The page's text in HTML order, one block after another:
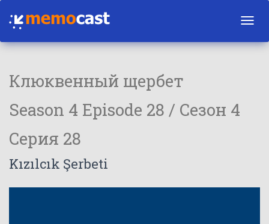
Клюквенный щербет
Season 4 Episode 28 / Сезон 4
Серия 28
Kızılcık Şerbeti